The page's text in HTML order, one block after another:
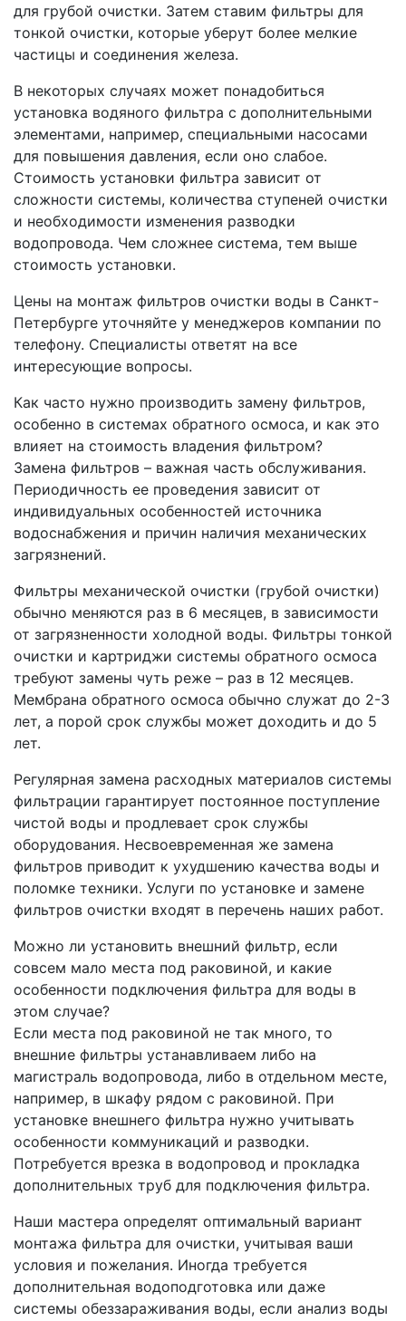
для грубой очистки. Затем ставим фильтры для
тонкой очистки, которые уберут более мелкие
частицы и соединения железа.
В некоторых случаях может понадобиться
установка водяного фильтра с дополнительными
элементами, например, специальными насосами
для повышения давления, если оно слабое.
Стоимость установки фильтра зависит от
сложности системы, количества ступеней очистки
и необходимости изменения разводки
водопровода. Чем сложнее система, тем выше
стоимость установки.
Цены на монтаж фильтров очистки воды в Санкт-
Петербурге уточняйте у менеджеров компании по
телефону. Специалисты ответят на все
интересующие вопросы.
Как часто нужно производить замену фильтров,
особенно в системах обратного осмоса, и как это
влияет на стоимость владения фильтром?
Замена фильтров – важная часть обслуживания.
Периодичность ее проведения зависит от
индивидуальных особенностей источника
водоснабжения и причин наличия механических
загрязнений.
Фильтры механической очистки (грубой очистки)
обычно меняются раз в 6 месяцев, в зависимости
от загрязненности холодной воды. Фильтры тонкой
очистки и картриджи системы обратного осмоса
требуют замены чуть реже – раз в 12 месяцев.
Мембрана обратного осмоса обычно служат до 2-3
лет, а порой срок службы может доходить и до 5
лет.
Регулярная замена расходных материалов системы
фильтрации гарантирует постоянное поступление
чистой воды и продлевает срок службы
оборудования. Несвоевременная же замена
фильтров приводит к ухудшению качества воды и
поломке техники. Услуги по установке и замене
фильтров очистки входят в перечень наших работ.
Можно ли установить внешний фильтр, если
совсем мало места под раковиной, и какие
особенности подключения фильтра для воды в
этом случае?
Если места под раковиной не так много, то
внешние фильтры устанавливаем либо на
магистраль водопровода, либо в отдельном месте,
например, в шкафу рядом с раковиной. При
установке внешнего фильтра нужно учитывать
особенности коммуникаций и разводки.
Потребуется врезка в водопровод и прокладка
дополнительных труб для подключения фильтра.
Наши мастера определят оптимальный вариант
монтажа фильтра для очистки, учитывая ваши
условия и пожелания. Иногда требуется
дополнительная водоподготовка или даже
системы обеззараживания воды, если анализ воды